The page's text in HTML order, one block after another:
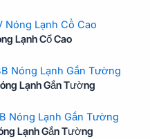
Lạnh Cổ Cao
Lạnh Gắn Tường
Lạnh Gắn Tường